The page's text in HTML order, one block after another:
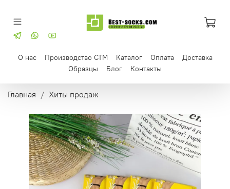
О нас Производство СТМ Каталог Оплата
Доставка
Образцы
Блог Контакты
Главная Хиты продаж